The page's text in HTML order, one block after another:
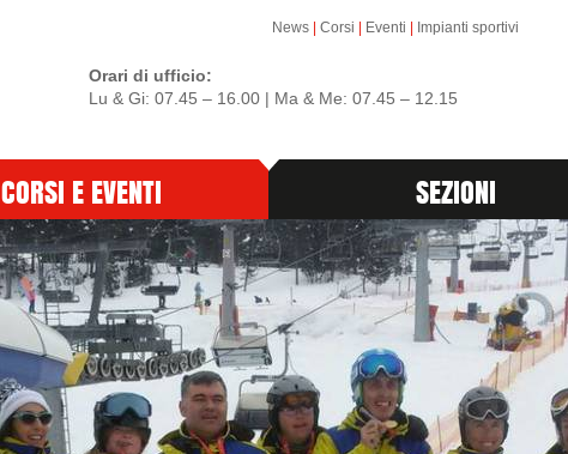
News |Corsi Eventi Impianti sportivi
Orari di ufficio:
Lu & Gi: 07.45 – 16.00 | Ma & Me: 07.45 – 12.15
CORSI E EVENTI SEZIONI